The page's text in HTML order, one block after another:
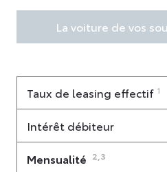
La voiture de vos
Taux de leasing effectif 1
Intérêt débiteur
Mensualité 2,3